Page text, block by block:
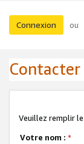
Connexion ou
Veuillez remplir
Votre nom : *